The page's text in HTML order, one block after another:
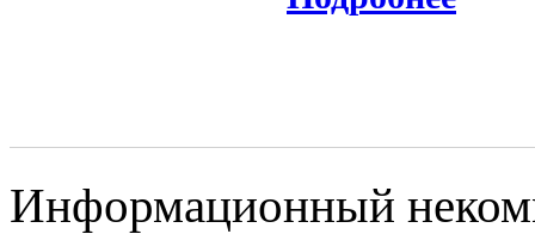
Информационный